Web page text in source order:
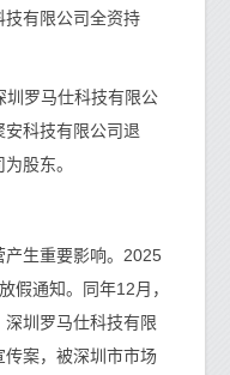
技有限公司全资持
罗马仕科技有限公
科技有限公司退
股东。
生重要影响。2025
假通知。同年12月，
圳罗马仕科技有限
传案，被深圳市市场